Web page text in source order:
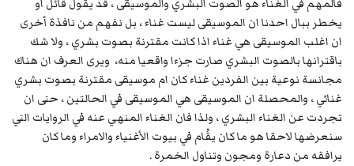
فالمهم في الغناء هو الصوت البشري والموسيقى ، قد يقول قائل او
يخطر ببال احدنا ان الموسيقى ليست غناء ، بل نفهم من نافذة أخرى
ان اغلب الموسيقى هي غناء اذا كانت مقترنة بصوت بشري ، ولا شك
باقترانها بالصوت البشري صارت جزءا واقعيا منه، ويرى العرف ان هناك
مجانسة نوعية بين الفردين غناء كان ام موسيقى مقترنة بصوت بشري
غنائي ، والمحصلة ان الموسيقى هي الموسيقى في الحالتين ، حتى ان
تجردت عن الغناء البشري ، ولذا فان الغناء المنهي عنه في الروايات التي
سنعرضها لاحقا هو ما كان يقُام في بيوت الأغنياء والامراء وما كان
يرافقه من دعارة ومجون وتناول الخمرة .